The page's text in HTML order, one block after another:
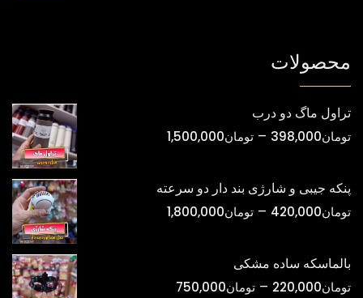
محصولات
تراول ماگ دو درب
تومان398,000
– تومان1,500,000محدوده
پنکه جیبی و شارژی بند دار دو سرعته
تومان420,000
– تومان1,800,000محدوده
تومان420,000
بالماسکه ساده مشکی
تومان220,000
– تومان750,000